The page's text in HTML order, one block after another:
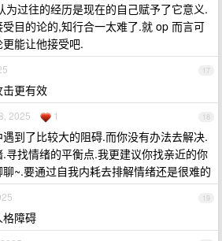
为过往的经历是现在的自己赋予了它意义.
目的论的,知行合一太难了.就 op 而言可
能让他接受吧.
17
更有效
18
2025 1
到了比较大的阻碍.而你没有办法去解决.
寻找情绪的平衡点.我更建议你找亲近的你
~.要通过自我内耗去排解情绪还是很难的
19
障碍